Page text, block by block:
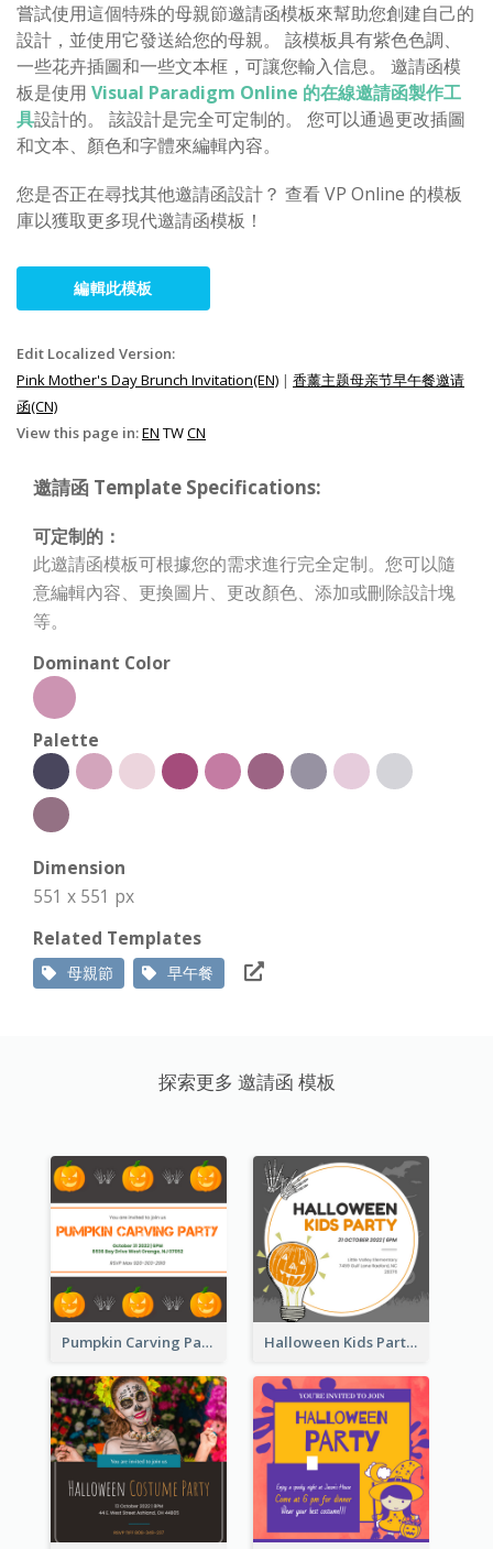
嘗試使用這個特殊的母親節邀請函模板來幫助您創建自己的
設計，並使用它發送給您的母親。 該模板具有紫色色調、
一些花卉插圖和一些文本框，可讓您輸入信息。 邀請函模
板是使用 Visual Paradigm Online 的在線邀請函製作工
具設計的。 該設計是完全可定制的。 您可以通過更改插圖
和文本、顏色和字體來編輯內容。
您是否正在尋找其他邀請函設計？ 查看 VP Online 的模板
庫以獲取更多現代邀請函模板！
編輯此模板
Edit Localized Version:
Pink Mother's Day Brunch Invitation(EN) | 香薰主题母亲节早午餐邀请
函(CN)
View this page in:EN TWCN
邀請函 Template Specifications:
可定制的：
此邀請函模板可根據您的需求進行完全定制。您可以隨
意編輯內容、更換圖片、更改顏色、添加或刪除設計塊
等。
Dominant Color
Palette
Dimension
551 x 551 px
Related Templates
母親節 早午餐
探索更多 邀請函 模板
Pumpkin Carving Party Invitation Halloween Kids Party Invitation